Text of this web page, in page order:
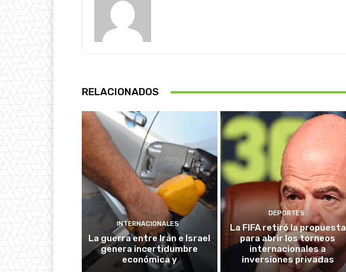
RELACIONADOS
INTERNACIONALES
La guerra entre Irán e Israel
genera incertidumbre
económica y
DEPORTES
La FIFA retiró la propuesta
para abrir los torneos
internacionales a
inversiones privadas